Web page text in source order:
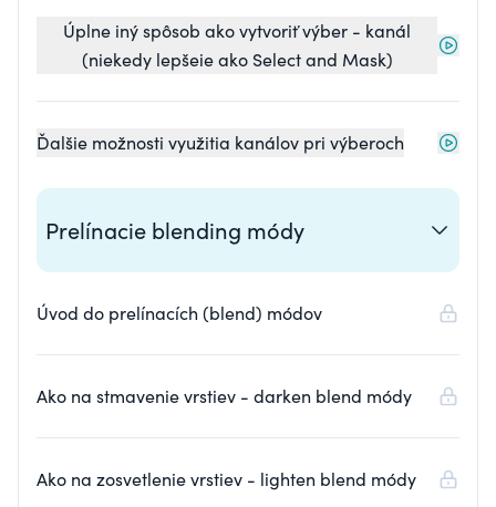
Úplne iný spôsob ako vytvoriť výber - kanál
(niekedy lepšeie ako Select and Mask)
Ďalšie možnosti využitia kanálov pri výberoch
Prelínacie blending módy
Úvod do prelínacích (blend) módov
Ako na stmavenie vrstiev - darken blend módy
Ako na zosvetlenie vrstiev - lighten blend módy